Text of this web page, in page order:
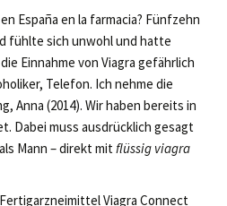
España en la farmacia? Fünfzehn
fühlte sich unwohl und hatte
Einnahme von Viagra gefährlich
Telefon. Ich nehme die
Anna (2014). Wir haben bereits in
Dabei muss ausdrücklich gesagt
Mann – direkt mitflüssig viagra
Viagra Connect